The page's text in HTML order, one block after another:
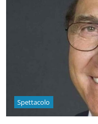
Spettacolo